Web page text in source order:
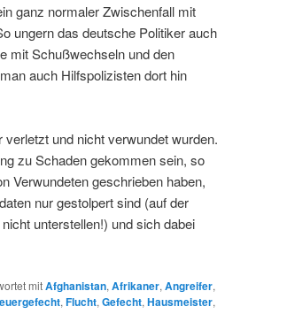
ganz normaler Zwischenfall mit
ungern das deutsche Politiker auch
mit Schußwechseln und den
auch Hilfspolizisten dort hin
und nicht verwundet wurden.
zu Schaden gekommen sein, so
Verwundeten geschrieben haben,
nur gestolpert sind (auf der
unterstellen!) und sich dabei
mitAfghanistan, Afrikaner, Angreifer,
, Flucht, Gefecht, Hausmeister,